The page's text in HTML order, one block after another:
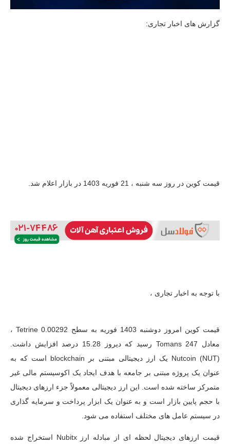
گزارش های اخبار تجاری:
قیمت کوین در روز سه شنبه ، 21 فوریه 1403 در بازار اعلام شد.
با توجه به اخبار تجاری ،
قیمت کوین امروز دوشنبه
1403 فوریه به سطح 0.00292 Tetrine ،
معادل 247 Tomans رسید که دیروز 15.28 درصد افزایش داشت.
Nutcoin (NUT) یک ارز دیجیتالی مبتنی بر blockchain است که به
عنوان یک پروژه مبتنی بر جامعه با هدف ایجاد یک اکوسیستم مالی غیر
متمرکز ساخته شده است. این ارز دیجیتالی معمولاً جزء ارزهای دیجیتال
با حجم پایین بازار است و به عنوان یک ابزار پرداخت و سرمایه گذاری
در سیستم عامل های مختلف استفاده می شود.
قیمت ارزهای دیجیتال لحظه ای از مبادله ارز Nubitx استخراج شده